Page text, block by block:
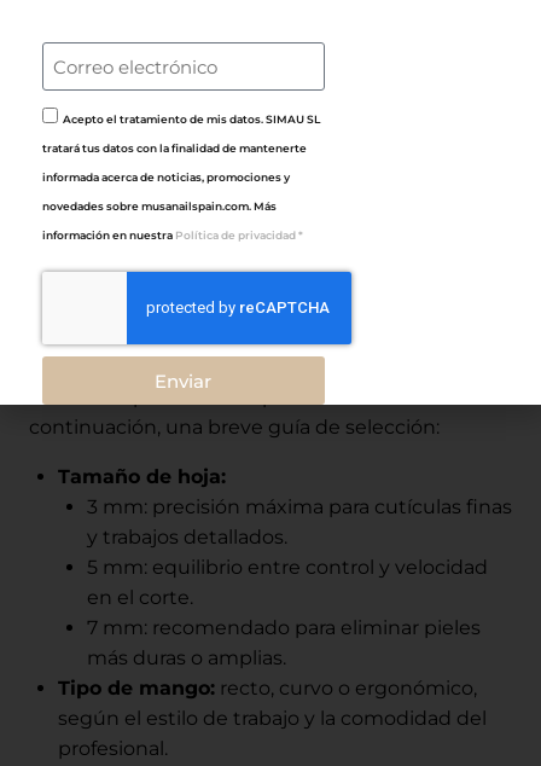
calidad profesional y precio competitivo,
perfecta para técnicos que buscan versatilidad
Staleks Classic:línea de entrada profesional
estudiantes o uso personal avanzado.
CÓMO ELEGIR EL ALICATE
correcto depende
nivel de experiencia del profesional. A
continuación, una breve guía de selección:
Tamaño de hoja:
3 mm: precisión máxima para cutículas finas
y trabajos detallados.
5 mm: equilibrio entre control y velocidad
en el corte.
7 mm: recomendado para eliminar pieles
más duras o amplias.
Tipo de mango: recto, curvo o ergonómico,
según el estilo de trabajo y la comodidad del
profesional.
Acepto el tratamiento de mis datos. SIMAU SL
tratará tus datos con la finalidad de mantenerte
informada acerca de noticias, promociones y
novedades sobre musanailspain.com. Más
información en nuestra Política de privacidad *
Enviar